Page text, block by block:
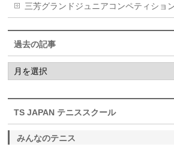
三芳グランドジュニアコンペティショ
過去の記事
過
去
の
TS JAPAN テニススクール
みんなのテニス